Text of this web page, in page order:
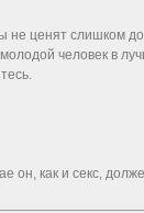
не ценят слишком
человек в
он, как и секс,